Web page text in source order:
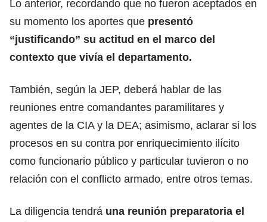
Lo anterior, recordando que no fueron aceptados en
su momento los aportes que presentó
“justificando” su actitud en el marco del
contexto que vivía el departamento.
También, según la JEP, deberá hablar de las
reuniones entre comandantes paramilitares y
agentes de la CIA y la DEA; asimismo, aclarar si los
procesos en su contra por enriquecimiento ilícito
como funcionario público y particular tuvieron o no
relación con el conflicto armado, entre otros temas.
La diligencia tendrá una reunión preparatoria el